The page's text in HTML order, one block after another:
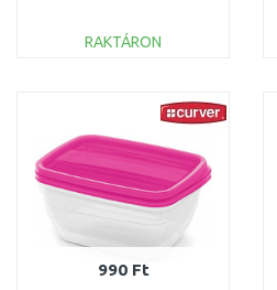
RAKTÁRON
Összehasonlítás
990 Ft